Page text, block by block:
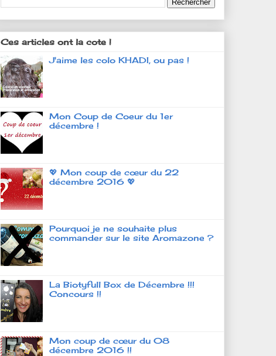
Ces articles ont la cote !
J'aime les colo KHADI, ou pas !
Mon Coup de Coeur du 1er
décembre !
💖 Mon coup de cœur du 22
décembre 2016 💖
Pourquoi je ne souhaite plus
commander sur le site Aromazone ?
La Biotyfull Box de Décembre !!!
Concours !!
Mon coup de cœur du 08
décembre 2016 !!